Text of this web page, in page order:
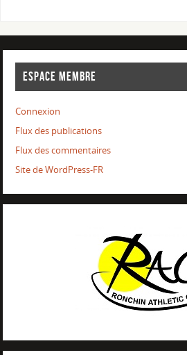
ESPACE MEMBRE
Connexion
Flux des publications
Flux des commentaires
Site de WordPress-FR